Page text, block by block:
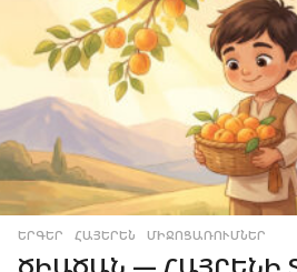
ԵՐԳԵՐ ,ՀԱՅԵՐԵՆ ,ՄԻՋՈՑԱՌՈՒՄՆԵՐ